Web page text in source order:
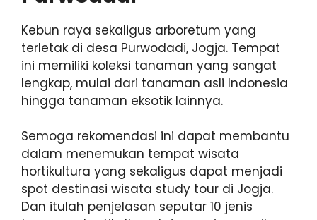
Kebun raya sekaligus arboretum yang
terletak di desa Purwodadi, Jogja. Tempat
ini memiliki koleksi tanaman yang sangat
lengkap, mulai dari tanaman asli Indonesia
hingga tanaman eksotik lainnya.
Semoga rekomendasi ini dapat membantu
dalam menemukan tempat wisata
hortikultura yang sekaligus dapat menjadi
spot destinasi wisata study tour di Jogja.
Dan itulah penjelasan seputar 10 jenis